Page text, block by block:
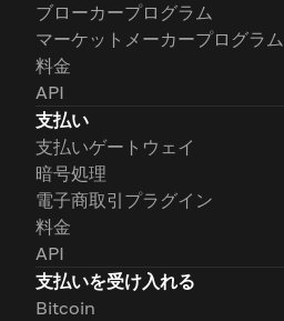
ブローカープログラム
マーケットメーカープログラム
料金
API
支払い
支払いゲートウェイ
暗号処理
電子商取引プラグイン
料金
API
支払いを受け入れる
Bitcoin